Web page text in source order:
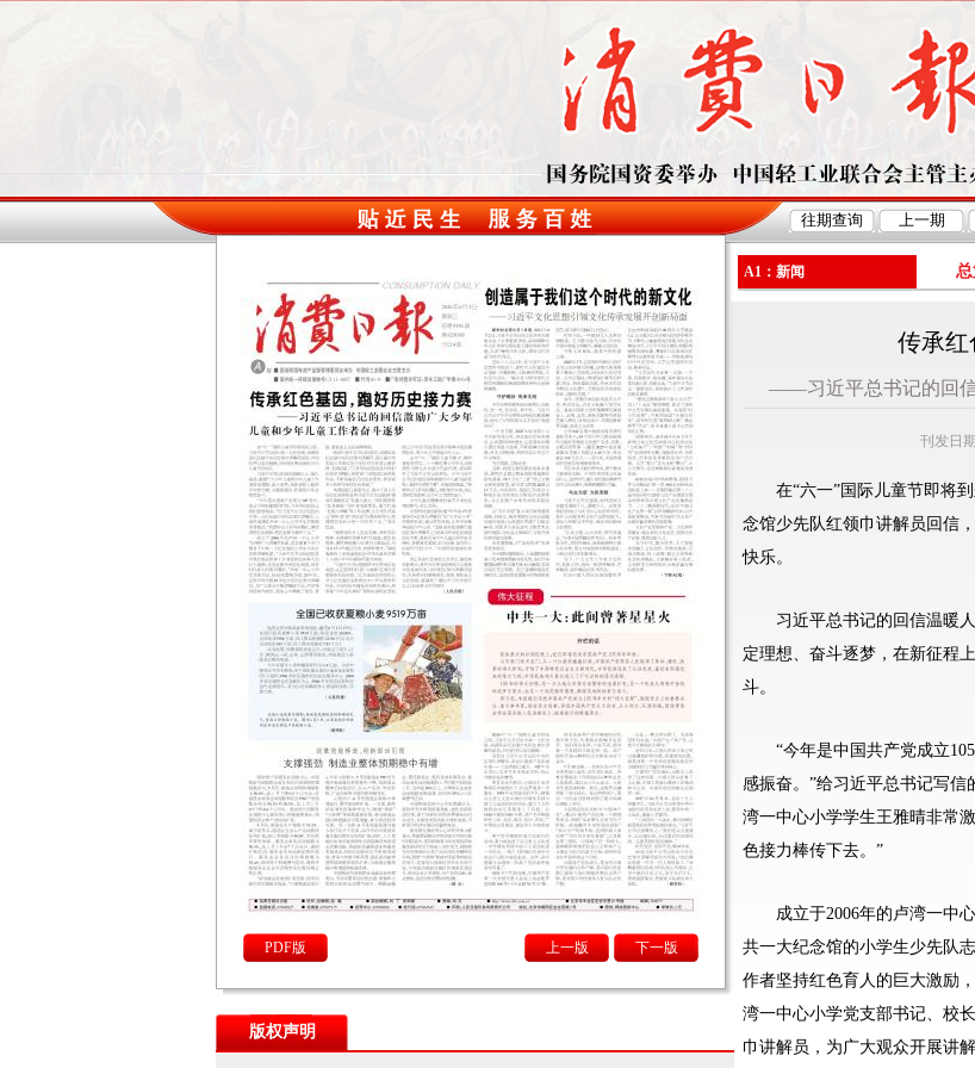
PDF版 下一版
上一版
版权声明
A1：新闻 总
传承红
——习近平总书记的回信
刊发日
在“六一”国际儿童节即将到
念馆少先队红领巾讲解员回信
快乐。
习近平总书记的回信温暖人
定理想、奋斗逐梦，在新征程
斗。
“今年是中国共产党成立105
感振奋。”给习近平总书记写
湾一中心小学学生王雅晴非常
色接力棒传下去。”
成立于2006年的卢湾一中心
共一大纪念馆的小学生少先队
作者坚持红色育人的巨大激励
湾一中心小学党支部书记、校
巾讲解员，为广大观众开展讲